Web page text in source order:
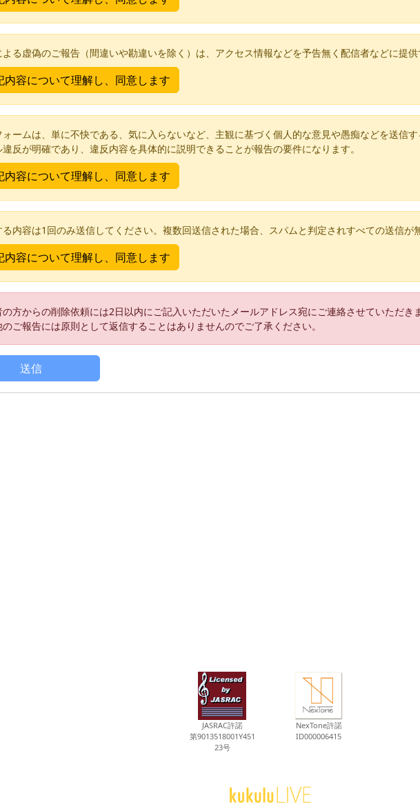
る虚偽のご報告（間違いや勘違いを除く）は、アクセス情報などを予告無く配信者などに提
ォームは、単に不快である、気に入らないなど、主観に基づく個人的な意見や愚痴などを送信す
違反が明確であり、違反内容を具体的に説明できることが報告の要件になります。
内容は1回のみ送信してください。複数回送信された場合、スパムと判定されすべての送信が
方からの削除依頼には2日以内にご記入いただいたメールアドレス宛にご連絡させていただきま
のご報告には原則として返信することはありませんのでご了承ください。
JASRAC許諾
第9013518001Y451
23号
NexTone許諾
ID000006415